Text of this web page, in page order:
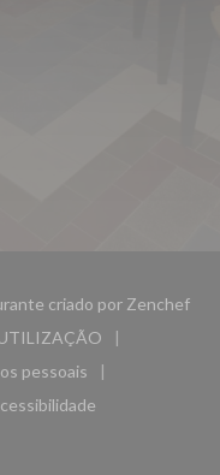
criado por Zenchef
((abre numa nova janela))
pessoais
numa nova janela))
janela))